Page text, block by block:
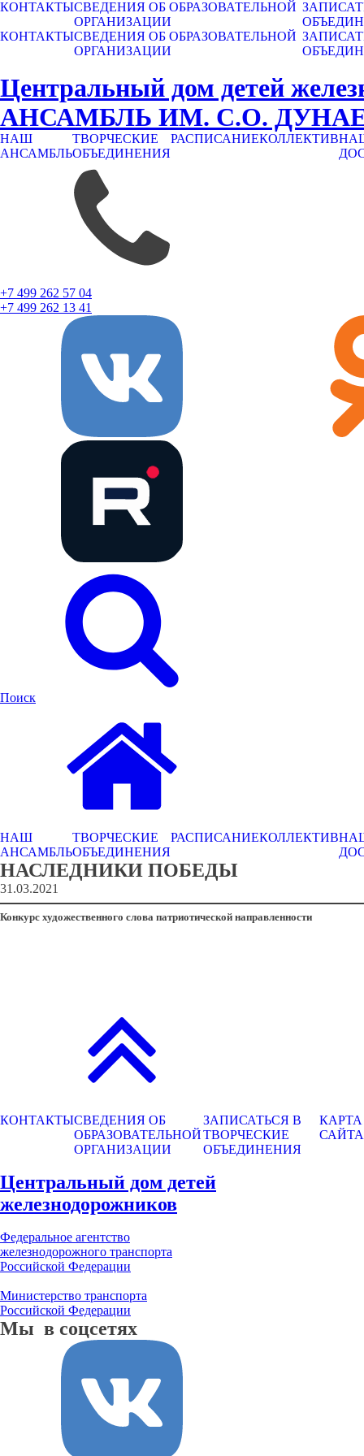
КОНТАКТЫСВЕДЕНИЯ ОБ ОБРАЗОВАТЕЛЬНОЙ
ОРГАНИЗАЦИИ
КОНТАКТЫСВЕДЕНИЯ ОБ ОБРАЗОВАТЕЛЬНОЙ
ОРГАНИЗАЦИИ
Центральный дом детей
АНСАМБЛЬ ИМ. С.О.
НАШ
АНСАМБЛЬ
ТВОРЧЕСКИЕ
ОБЪЕДИНЕНИЯ
РАСПИСАНИЕКОЛЛЕКТИВ
+7 499 262 57 04
+7 499 262 13 41
Поиск
НАШ
АНСАМБЛЬ
ТВОРЧЕСКИЕ
ОБЪЕДИНЕНИЯ
РАСПИСАНИЕКОЛЛЕКТИВ
НАСЛЕДНИКИ ПОБЕДЫ
31.03.2021
Конкурс художественного слова патриотической направленности
КОНТАКТЫСВЕДЕНИЯ ОБ
ОБРАЗОВАТЕЛЬНОЙ
ОРГАНИЗАЦИИ
ЗАПИСАТЬСЯ В
ТВОРЧЕСКИЕ
ОБЪЕДИНЕНИЯ
КАРТА
САЙТА
Центральный дом детей
железнодорожников
Федеральное агентство
железнодорожного транспорта
Российской Федерации
Министерство транспорта
Российской Федерации
Мы в соцсетях